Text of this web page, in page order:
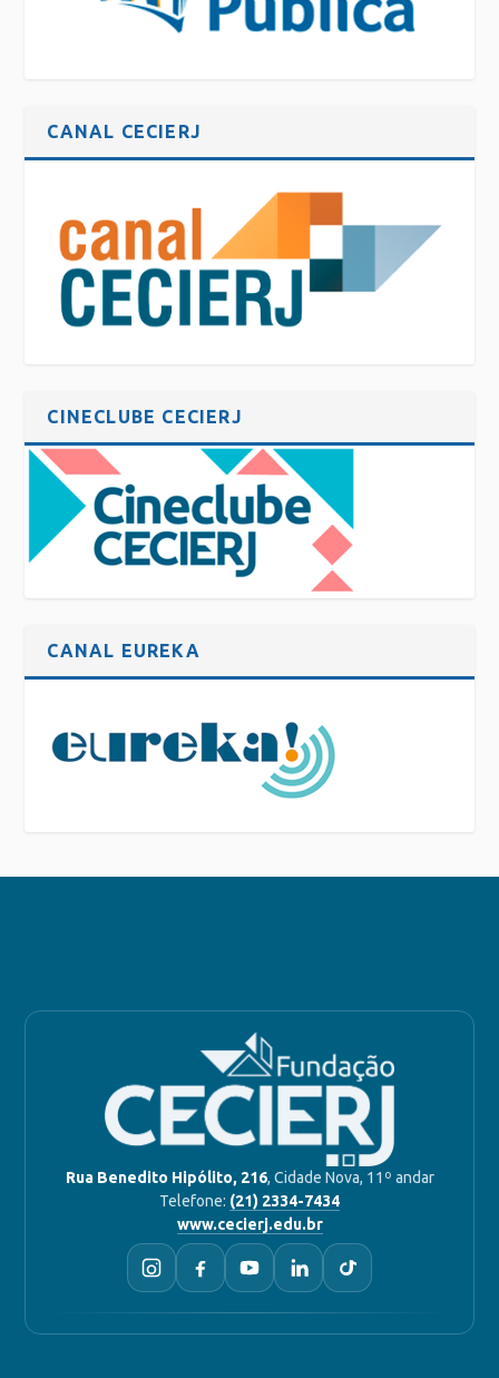
CANAL CECIERJ
CINECLUBE CECIERJ
CANAL EUREKA
Rua Benedito Hipólito, 216, Cidade Nova, 11º andar
Telefone: (21) 2334-7434
www.cecierj.edu.br